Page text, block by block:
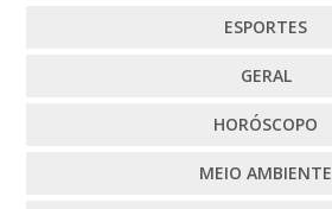
ESPORTES
GERAL
HORÓSCOPO
MEIO AMBIENTE